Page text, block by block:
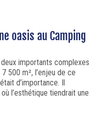
oasis au Camping
importants complexes
500 m², l’enjeu de ce
d’importance. Il
l’esthétique tiendrait une